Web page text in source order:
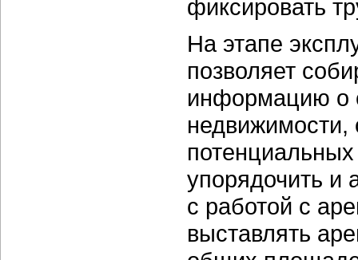
фиксировать
На этапе
позволяет
информацию о
упорядочить и
с работой с
выставлять